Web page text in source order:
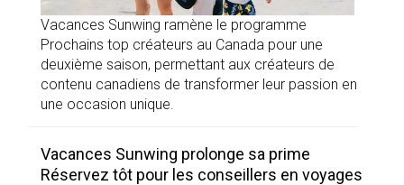
Vacances Sunwing ramène le programme
Prochains top créateurs au Canada pour une
deuxième saison, permettant aux créateurs de
contenu canadiens de transformer leur passion en
une occasion unique.
Vacances Sunwing prolonge sa prime
Réservez tôt pour les conseillers en voyages